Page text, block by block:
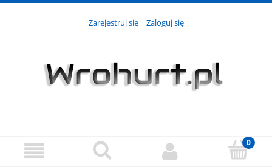
Zarejestruj się Zaloguj się